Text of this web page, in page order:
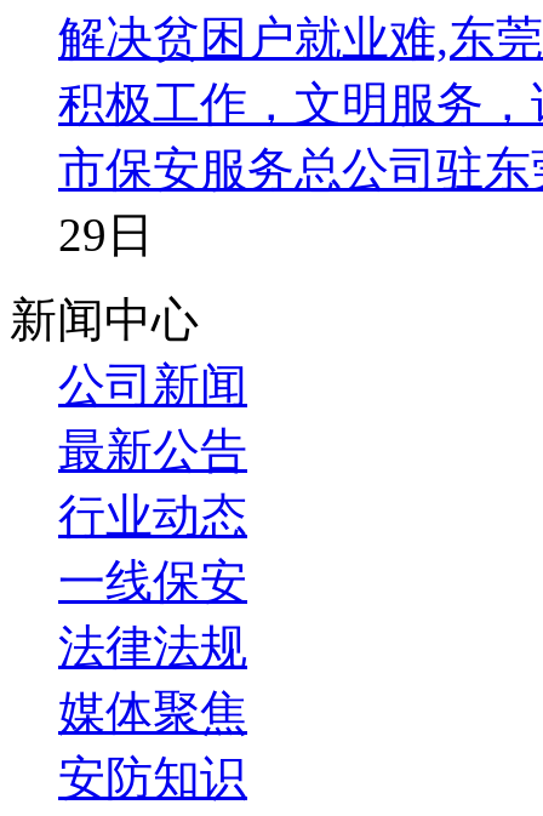
解决贫困户就业难,东
积极工作，文明服务
市保安服务总公司驻
29日
新闻中心
公司新闻
最新公告
行业动态
一线保安
法律法规
媒体聚焦
安防知识